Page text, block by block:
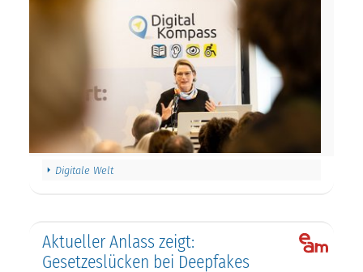
Digitale Welt
Aktueller Anlass zeigt:
Gesetzeslücken bei Deepfakes